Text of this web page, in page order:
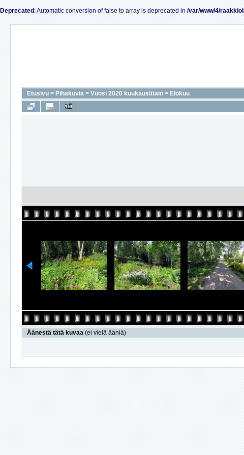
Deprecated : Automatic conversion of false to array is deprecated in /var/www/4/
Etusivu > Pihakuvia > Vuosi 2020 kuukausittain > Elokuu
Äänestä tätä kuvaa (ei vielä ääniä)